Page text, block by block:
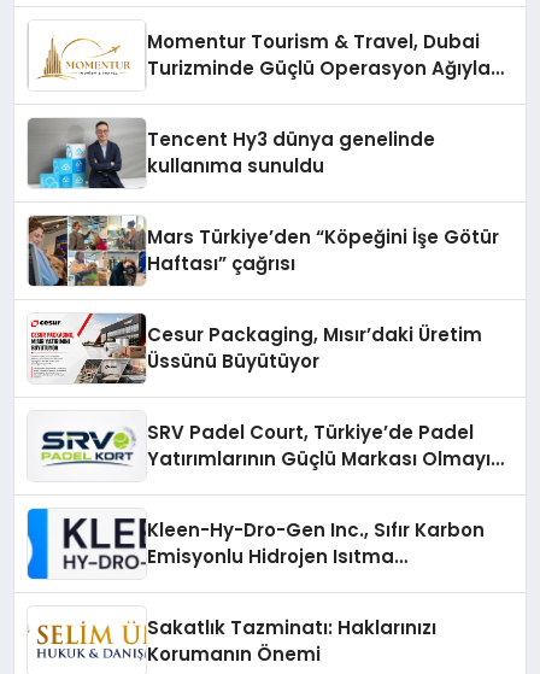
Momentur Tourism & Travel, Dubai
Turizminde Güçlü Operasyon Ağıyla
Tencent Hy3 dünya genelinde
kullanıma sunuldu
Mars Türkiye’den “Köpeğini İşe Götür
Haftası” çağrısı
Cesur Packaging, Mısır’daki Üretim
Üssünü Büyütüyor
SRV Padel Court, Türkiye’de Padel
Yatırımlarının Güçlü Markası Olmayı
Kleen-Hy-Dro-Gen Inc., Sıfır Karbon
Emisyonlu Hidrojen Isıtma
Sakatlık Tazminatı: Haklarınızı
Korumanın Önemi